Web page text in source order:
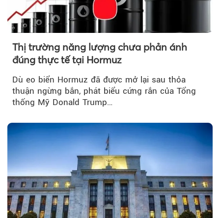
Thị trường năng lượng chưa phản ánh
đúng thực tế tại Hormuz
Dù eo biển Hormuz đã được mở lại sau thỏa
thuận ngừng bắn, phát biểu cứng rắn của Tổng
thống Mỹ Donald Trump…